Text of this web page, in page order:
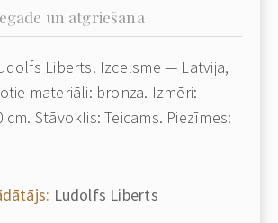
un atgriešana
Liberts. Izcelsme — Latvija,
materiāli: bronza. Izmēri:
cm. Stāvoklis: Teicams. Piezīmes:
Ludolfs Liberts